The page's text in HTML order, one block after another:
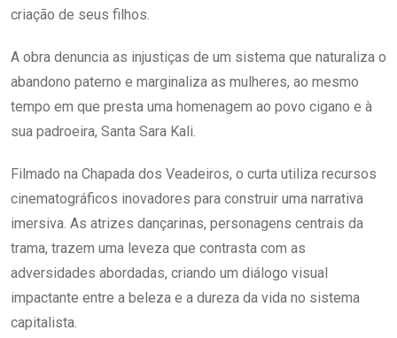
criação de seus filhos.
A obra denuncia as injustiças de um sistema que naturaliza o
abandono paterno e marginaliza as mulheres, ao mesmo
tempo em que presta uma homenagem ao povo cigano e à
sua padroeira, Santa Sara Kali.
Filmado na Chapada dos Veadeiros, o curta utiliza recursos
cinematográficos inovadores para construir uma narrativa
imersiva. As atrizes dançarinas, personagens centrais da
trama, trazem uma leveza que contrasta com as
adversidades abordadas, criando um diálogo visual
impactante entre a beleza e a dureza da vida no sistema
capitalista.